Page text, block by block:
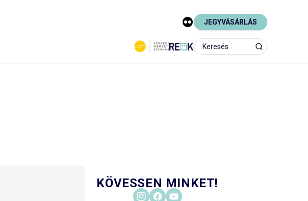
JEGYVÁSÁRLÁS
KÖVESSEN MINKET!